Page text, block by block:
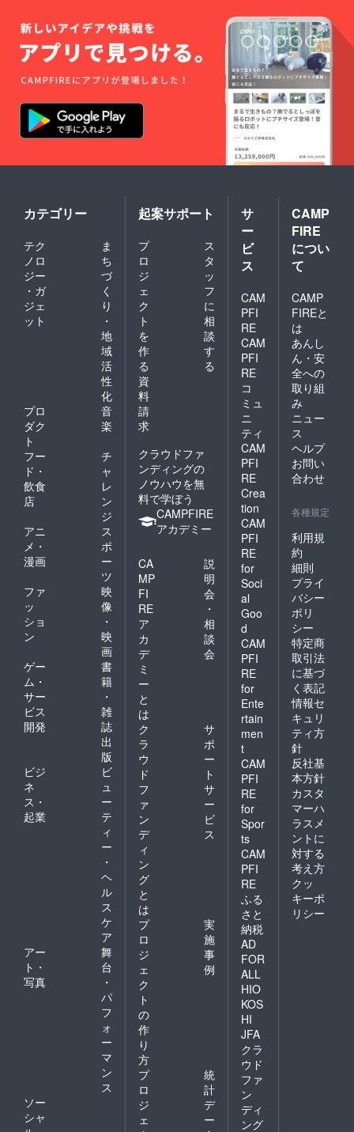
ルジュ
(バト
ラー)付
き。 ※
利用期
限は
【2022
年4月か
ら2023
でにな
ご予約
は21年3
月頃よ
り受付
を開始
させて
いただ
（先着
順）。
※ご予約
時の
キャン
セリポ
リシー
は「前
日18時
以降の
キャン
セル・
ノー
ショー
100％」
ていた
す。 ※
ハイ
シーズ
(12/24-
1/10、
5/7、
31)、利
用不
可。
セル・
ノー
ショー
：
100％」
とさせ
ていた
だきま
す。 ※
土・祝
前日、
ハイ
ン
(12/24-
1/10、
5/7、
8/1-31)
は利用
カテゴリー
テク
ノロ
ジー
・ガ
ジェ
ット
ま
ち
づ
く
り
・
地
域
活
性
化
プロ
ダク
ト
音
楽
フー
ド・
飲食
店
チ
ャ
レ
ン
ジ
アニ
メ・
漫画
ス
ポ
ー
ツ
ファ
ッ
ショ
ン
映
像
・
映
画
ゲー
ム・
サー
ビス
開発
書
籍
・
雑
誌
出
版
ビジ
ネ
ス・
起業
ビ
ュ
ー
テ
ィ
ー
・
ヘ
ル
ス
ケ
ア
アー
ト・
写真
舞
台
・
パ
フ
ォ
ー
マ
ン
ス
ソー
シャ
起案サポート
プ
ロ
ジ
ェ
ク
ト
を
作
る
ス
タ
ッ
フ
に
相
談
す
る
資
料
請
求
クラウドファ
ンディングの
ノウハウを無
料で学ぼう
CAMPFIRE
アカデミー
CA
MP
FI
RE
ア
カ
デ
ミ
ー
と
は
説
明
会
・
相
談
会
ク
ラ
ウ
ド
フ
ァ
ン
デ
ィ
ン
グ
と
は
サ
ポ
ー
ト
サ
ー
ビ
ス
プ
ロ
ジ
ェ
ク
ト
の
作
り
方
実
施
事
例
プ
ロ
ジ
ェ
統
計
デ
ー
サ
ー
ビ
ス
CAM
PFI
RE
CAM
PFI
RE
コ
ミュ
ニ
ティ
CAM
PFI
RE
Crea
tion
CAM
PFI
RE
for
Soci
al
Goo
d
CAM
PFI
RE
for
Ente
rtain
men
t
CAM
PFI
RE
for
Spor
ts
CAM
PFI
RE
ふる
さと
納税
AD
FOR
ALL
HIO
KOS
HI
JFA
クラ
ウド
ファ
ン
ディ
ング
CAMP
FIRE
につい
て
CAMP
FIREと
は
あんし
ん・安
全への
取り組
み
ニュー
ス
ヘルプ
お問い
合わせ
各種規定
利用規
約
細則
プライ
バシー
ポリ
シー
特定商
取引法
に基づ
く表記
情報セ
キュリ
ティ方
針
反社基
本方針
カスタ
マーハ
ラスメ
ントに
対する
考え方
クッ
キーポ
リシー